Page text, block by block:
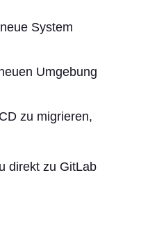
System
Umgebung
zu migrieren,
direkt zu GitLab